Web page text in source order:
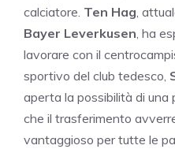
calciatore. Ten Hag,
Bayer Leverkusen, ha
lavorare con il
sportivo del club tedesco,
aperta la possibilità di
che il trasferimento
vantaggioso per tutte le